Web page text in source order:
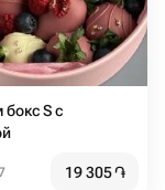
S с
19 305֏